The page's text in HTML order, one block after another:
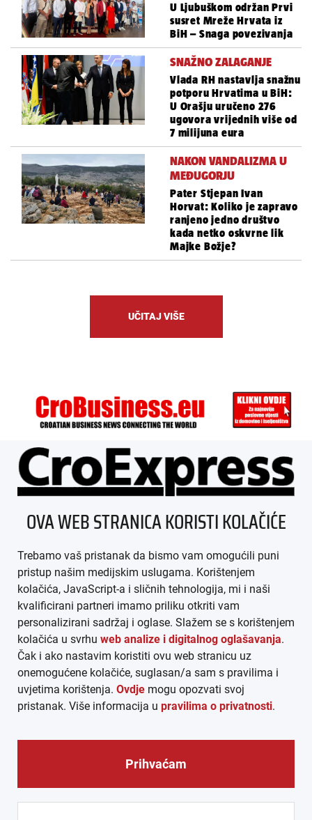
U Ljubuškom održan Prvi
susret Mreže Hrvata iz
BiH – Snaga povezivanja
SNAŽNO ZALAGANJE
Vlada RH nastavlja snažnu
potporu Hrvatima u BiH:
U Orašju uručeno 276
ugovora vrijednih više od
7 milijuna eura
NAKON VANDALIZMA U
MEĐUGORJU
Pater Stjepan Ivan
Horvat: Koliko je zapravo
ranjeno jedno društvo
kada netko oskvrne lik
Majke Božje?
UČITAJ VIŠE
ÜBER UNS
IMPRESSUM
AGB
DATENSCHUTZ
MEDIADATEN
ARHIVA (PDF)
© CROEXPRESS │ INFORMATIVNI MEDIJ HRVATA IZVAN
OVA WEB STRANICA KORISTI KOLAČIĆE
Trebamo vaš pristanak da bismo vam omogućili puni
pristup našim medijskim uslugama. Korištenjem
kolačića, JavaScript-a i sličnih tehnologija, mi i naši
kvalificirani partneri imamo priliku otkriti vam
personalizirani sadržaj i oglase. Slažem se s korištenjem
kolačića u svrhu web analize i digitalnog oglašavanja.
Čak i ako nastavim koristiti ovu web stranicu uz
onemogućene kolačiće, suglasan/a sam s pravilima i
uvjetima korištenja. Ovdje mogu opozvati svoj
pristanak. Više informacija u pravilima o privatnosti.
Prihvaćam